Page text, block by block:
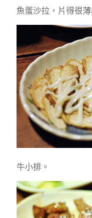
魚蛋沙拉，片得很
牛小排。